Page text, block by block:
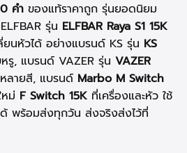
คำ ของแท้ราคาถูก รุ่นยอดนิยม
รุ่น ELFBAR Raya S1 15K
ยนหัวได้ อย่างแบรนด์ KS รุ่น KS
รู, แบรนด์ VAZER รุ่น VAZER
ลายสี, แบรนด์ Marbo M Switch
ม่ F Switch 15K ที่เครื่องและหัว ใช้
พร้อมส่งทุกวัน ส่งจริงส่งไว้ที่